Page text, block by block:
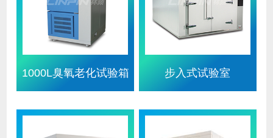
1000L臭氧老化试验箱 步入式试验室